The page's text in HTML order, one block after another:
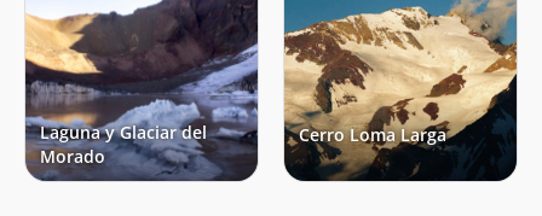
Laguna y Glaciar del
Morado
Cerro Loma Larga